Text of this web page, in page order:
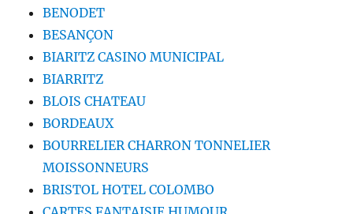
BENODET
BESANÇON
BIARITZ CASINO MUNICIPAL
BIARRITZ
BLOIS CHATEAU
BORDEAUX
BOURRELIER CHARRON TONNELIER
MOISSONNEURS
BRISTOL HOTEL COLOMBO